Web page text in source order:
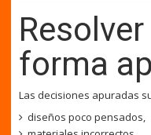
forma
Las decisiones apuradas
diseños poco pensados,